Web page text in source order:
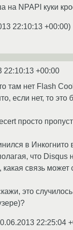
на NPAPI куки
22:10:13 +00:00)
22:10:13 +00:00
там нет Flash
если нет, то это
просто
в
что Disqus
связь
это
22:25:04